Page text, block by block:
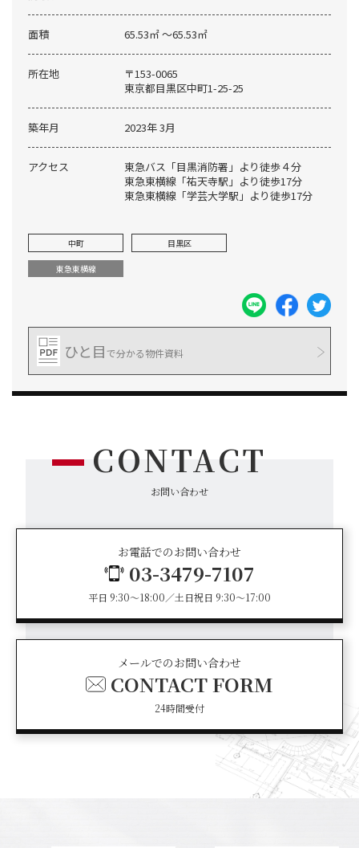
面積 65.53㎡ 〜65.53㎡
所在地
〒153-0065
東京都目黒区中町1-25-25
築年月 2023年 3月
アクセス
東急バス「目黒消防署」より徒歩４分
東急東横線「祐天寺駅」より徒歩17分
東急東横線「学芸大学駅」より徒歩17分
中町 目黒区
東急東横線
ひと目で分かる物件資料
CONTACT
お問い合わせ
お電話でのお問い合わせ
03-3479-7107
平日 9:30～18:00／土日祝日 9:30～17:00
メールでのお問い合わせ
CONTACT FORM
24時間受付